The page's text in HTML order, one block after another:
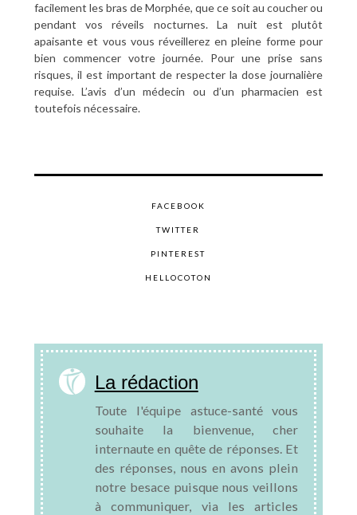
facilement les bras de Morphée, que ce soit au coucher ou
pendant vos réveils nocturnes. La nuit est plutôt
apaisante et vous vous réveillerez en pleine forme pour
bien commencer votre journée. Pour une prise sans
risques, il est important de respecter la dose journalière
requise. L’avis d’un médecin ou d’un pharmacien est
toutefois nécessaire.
FACEBOOK
TWITTER
PINTEREST
HELLOCOTON
La rédaction
Toute l'équipe astuce-santé vous
souhaite la bienvenue, cher
internaute en quête de réponses. Et
des réponses, nous en avons plein
notre besace puisque nous veillons
à communiquer, via les articles